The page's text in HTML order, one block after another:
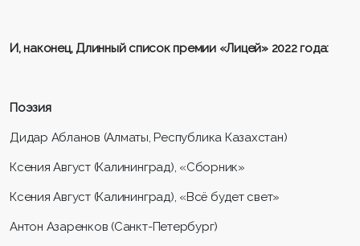
И, наконец, Длинный список премии «Лицей» 2022 года:
Поэзия
Дидар Абланов (Алматы, Республика Казахстан)
Ксения Август (Калининград), «Сборник»
Ксения Август (Калининград), «Всё будет свет»
Антон Азаренков (Санкт-Петербург)